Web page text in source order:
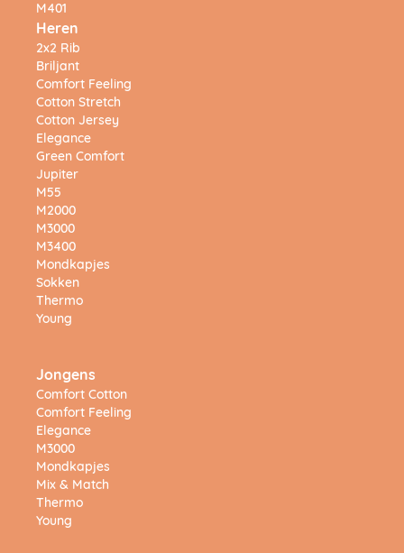
M401
Heren
2x2 Rib
Briljant
Comfort Feeling
Cotton Stretch
Cotton Jersey
Elegance
Green Comfort
Jupiter
M55
M2000
M3000
M3400
Mondkapjes
Sokken
Thermo
Young
Jongens
Comfort Cotton
Comfort Feeling
Elegance
M3000
Mondkapjes
Mix & Match
Thermo
Young